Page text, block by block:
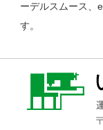
ーデルスムース、
す。